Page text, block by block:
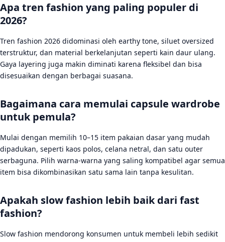
Apa tren fashion yang paling populer di
2026?
Tren fashion 2026 didominasi oleh earthy tone, siluet oversized
terstruktur, dan material berkelanjutan seperti kain daur ulang.
Gaya layering juga makin diminati karena fleksibel dan bisa
disesuaikan dengan berbagai suasana.
Bagaimana cara memulai capsule wardrobe
untuk pemula?
Mulai dengan memilih 10–15 item pakaian dasar yang mudah
dipadukan, seperti kaos polos, celana netral, dan satu outer
serbaguna. Pilih warna-warna yang saling kompatibel agar semua
item bisa dikombinasikan satu sama lain tanpa kesulitan.
Apakah slow fashion lebih baik dari fast
fashion?
Slow fashion mendorong konsumen untuk membeli lebih sedikit